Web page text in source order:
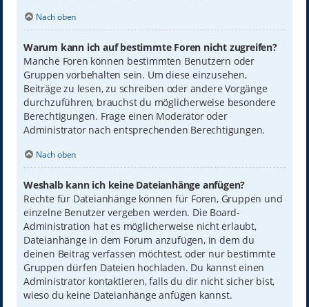
Nach oben
Warum kann ich auf bestimmte Foren nicht zugreifen?
Manche Foren können bestimmten Benutzern oder
Gruppen vorbehalten sein. Um diese einzusehen,
Beiträge zu lesen, zu schreiben oder andere Vorgänge
durchzuführen, brauchst du möglicherweise besondere
Berechtigungen. Frage einen Moderator oder
Administrator nach entsprechenden Berechtigungen.
Nach oben
Weshalb kann ich keine Dateianhänge anfügen?
Rechte für Dateianhänge können für Foren, Gruppen und
einzelne Benutzer vergeben werden. Die Board-
Administration hat es möglicherweise nicht erlaubt,
Dateianhänge in dem Forum anzufügen, in dem du
deinen Beitrag verfassen möchtest, oder nur bestimmte
Gruppen dürfen Dateien hochladen. Du kannst einen
Administrator kontaktieren, falls du dir nicht sicher bist,
wieso du keine Dateianhänge anfügen kannst.